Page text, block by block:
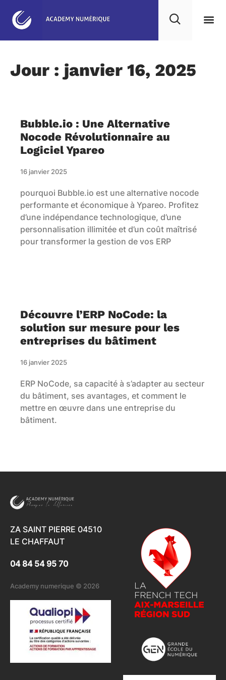
Jour : janvier 16, 2025
Bubble.io : Une Alternative
Nocode Révolutionnaire au
Logiciel Ypareo
16 janvier 2025
pourquoi Bubble.io est une alternative nocode
performante et économique à Ypareo. Profitez
d’une indépendance technologique, d’une
personnalisation illimitée et d’un coût maîtrisé
pour transformer la gestion de vos ERP
Découvre l’ERP NoCode: la
solution sur mesure pour les
entreprises du bâtiment
16 janvier 2025
ERP NoCode, sa capacité à s’adapter au secteur
du bâtiment, ses avantages, et comment le
mettre en œuvre dans une entreprise du
bâtiment.
ZA SAINT PIERRE 04510
LE CHAFFAUT
04 84 54 95 70
Academy numerique © 2026